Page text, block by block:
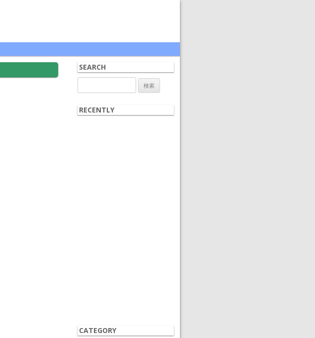
SEARCH
索:
RECENTLY
CATEGORY